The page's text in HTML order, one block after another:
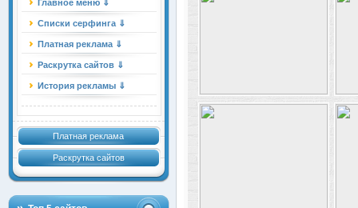
Главное меню ⇓
Списки серфинга ⇓
Платная реклама ⇓
Раскрутка сайтов ⇓
История рекламы ⇓
Платная реклама
Раскрутка сайтов